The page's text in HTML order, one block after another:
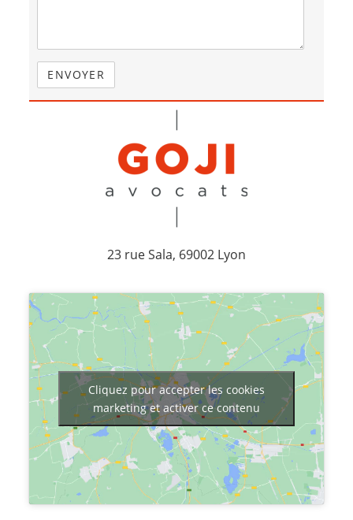
23 rue Sala, 69002 Lyon
Cliquez pour accepter les cookies
marketing et activer ce contenu